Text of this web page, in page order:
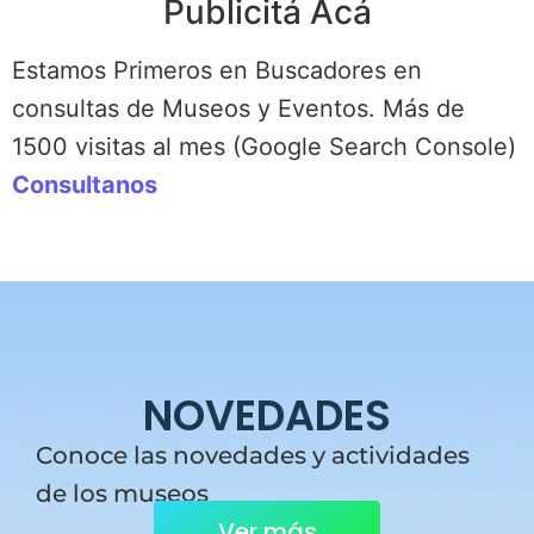
Publicitá Acá
Estamos Primeros en Buscadores en
consultas de Museos y Eventos. Más de
1500 visitas al mes (Google Search Console)
Consultanos
NOVEDADES
Conoce las novedades y actividades
de los museos